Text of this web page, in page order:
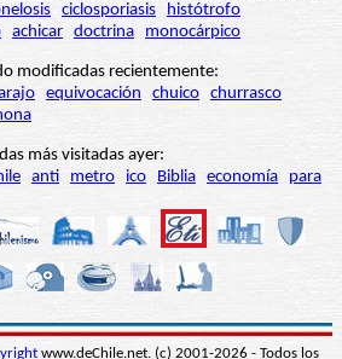
ciclosporiasis
histótrofo
achicar doctrina monocárpico
modificadas recientemente:
equivocación chuico churrasco
más visitadas ayer:
anti metro ico Biblia economía para
www.deChile.net. (c) 2001-2026 - Todos los